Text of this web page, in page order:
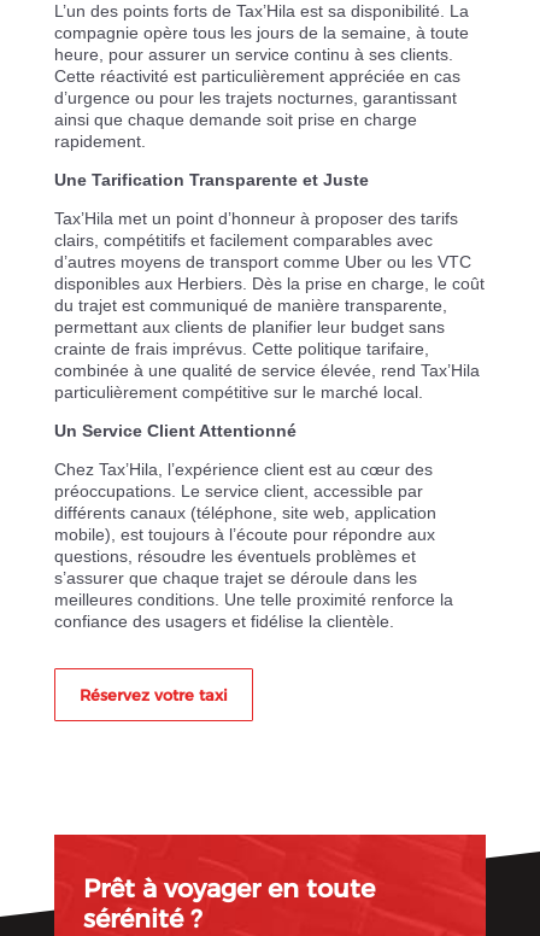
L’un des points forts de Tax’Hila est sa disponibilité. La
compagnie opère tous les jours de la semaine, à toute
heure, pour assurer un service continu à ses clients.
Cette réactivité est particulièrement appréciée en cas
d’urgence ou pour les trajets nocturnes, garantissant
ainsi que chaque demande soit prise en charge
rapidement.
Une Tarification Transparente et Juste
Tax’Hila met un point d’honneur à proposer des tarifs
clairs, compétitifs et facilement comparables avec
d’autres moyens de transport comme Uber ou les VTC
disponibles aux Herbiers. Dès la prise en charge, le coût
du trajet est communiqué de manière transparente,
permettant aux clients de planifier leur budget sans
crainte de frais imprévus. Cette politique tarifaire,
combinée à une qualité de service élevée, rend Tax’Hila
particulièrement compétitive sur le marché local.
Un Service Client Attentionné
Chez Tax’Hila, l’expérience client est au cœur des
préoccupations. Le service client, accessible par
différents canaux (téléphone, site web, application
mobile), est toujours à l’écoute pour répondre aux
questions, résoudre les éventuels problèmes et
s’assurer que chaque trajet se déroule dans les
meilleures conditions. Une telle proximité renforce la
confiance des usagers et fidélise la clientèle.
Réservez votre taxi
Prêt à voyager en toute
sérénité ?